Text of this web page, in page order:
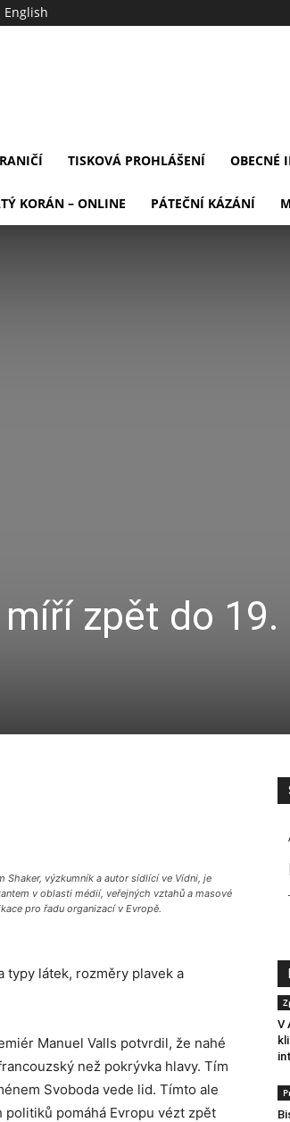
English
TISKOVÁ PROHLÁŠENÍ OBECNÉ
KORÁN – ONLINE PÁTEČNÍ KÁZÁNÍ
zpět do 19.
Shaker, výzkumník a autor sídlící ve Vídni, je
v oblasti médií, veřejných vztahů a masové
pro řadu organizací v Evropě.
typy látek, rozměry plavek a
Manuel Valls potvrdil, že nahé
než pokrývka hlavy. Tím
Svoboda vede lid. Tímto ale
pomáhá Evropu vézt zpět
V